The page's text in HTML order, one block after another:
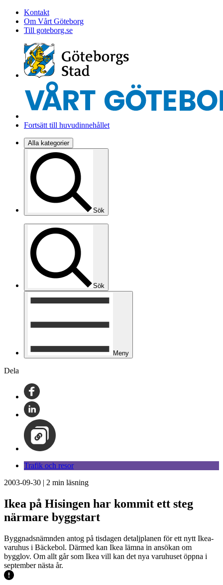
Kontakt
Om Vårt Göteborg
Till goteborg.se
Fortsätt till huvudinnehållet
Alla kategorier
Sök
Sök
Meny
Dela
Trafik och resor
2003-09-30 | 2 min läsning
Ikea på Hisingen har kommit ett steg
närmare byggstart
Byggnadsnämnden antog på tisdagen detaljplanen för ett nytt Ikea-
varuhus i Bäckebol. Därmed kan Ikea lämna in ansökan om
bygglov. Om allt går som Ikea vill kan det nya varuhuset öppna i
september nästa år.